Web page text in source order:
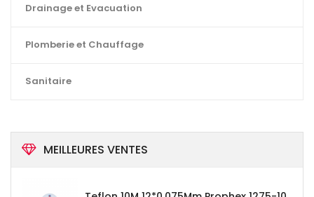
Drainage et Evacuation
Plomberie et Chauffage
Sanitaire
MEILLEURES VENTES